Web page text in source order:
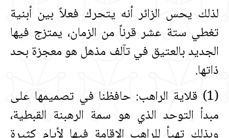
لذلك يحس الزائر أنه يتحرك فعلاً بين أبنية
تغطي ستة عشر قرناً من الزمان، يمتزج فيها
الجديد بالعتيق في تآلف مذهل هو معجزة بحد
ذاتها‏.‏
‏(‏1‏)‏ قلاية الراهب‏:‏ حافظنا في تصميمها على
مبدأ التوحد الذي هو سمة الرهبنة القبطية،